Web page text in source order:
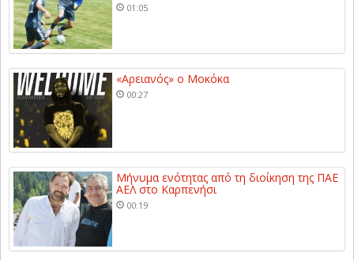
01:05
«Αρειανός» ο Μοκόκα
00:27
Μήνυμα ενότητας από τη διοίκηση της ΠΑΕ
ΑΕΛ στο Καρπενήσι
00:19